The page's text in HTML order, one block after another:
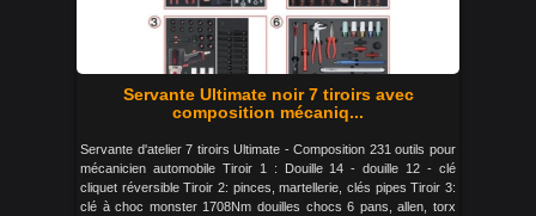
Servante Ultimate noir 7 tiroirs avec
composition mécaniq...
Servante d'atelier 7 tiroirs Ultimate - Composition 231 outils pour
mécanicien automobile Tiroir 1 : Douille 14 - douille 12 - clé
cliquet réversible Tiroir 2: pinces, martellerie, clés pipes Tiroir 3:
clé à choc monster 1708Nm douilles chocs 6 pans, allen, torx